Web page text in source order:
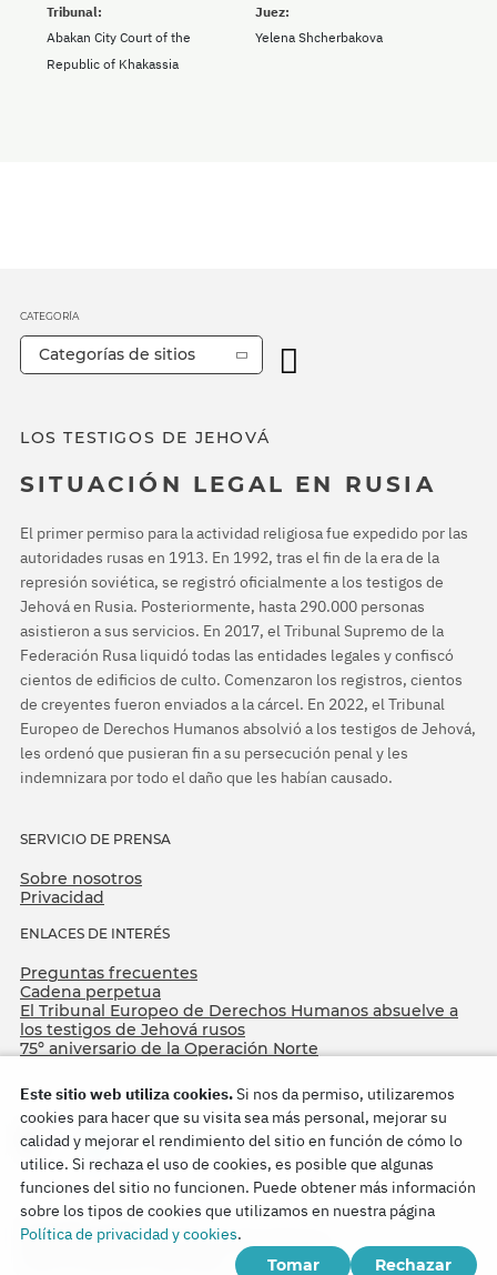
Tribunal:
Abakan City Court of the
Republic of Khakassia
Juez:
Yelena Shcherbakova
LOS TESTIGOS DE JEHOVÁ
SITUACIÓN LEGAL EN RUSIA
El primer permiso para la actividad religiosa fue expedido por las
autoridades rusas en 1913. En 1992, tras el fin de la era de la
represión soviética, se registró oficialmente a los testigos de
Jehová en Rusia. Posteriormente, hasta 290.000 personas
asistieron a sus servicios. En 2017, el Tribunal Supremo de la
Federación Rusa liquidó todas las entidades legales y confiscó
cientos de edificios de culto. Comenzaron los registros, cientos
de creyentes fueron enviados a la cárcel. En 2022, el Tribunal
Europeo de Derechos Humanos absolvió a los testigos de Jehová,
les ordenó que pusieran fin a su persecución penal y les
indemnizara por todo el daño que les habían causado.
SERVICIO DE PRENSA
Sobre nosotros
Privacidad
ENLACES DE INTERÉS
Preguntas frecuentes
Cadena perpetua
El Tribunal Europeo de Derechos Humanos absuelve a
los testigos de Jehová rusos
75º aniversario de la Operación Norte
CATEGORÍA
Categorías de sitios
Copyright © 2026
Watch Tower Bible and Tract Society of Korea.
Este sitio web utiliza cookies.Si nos da permiso, utilizaremos
cookies para hacer que su visita sea más personal, mejorar su
calidad y mejorar el rendimiento del sitio en función de cómo lo
utilice. Si rechaza el uso de cookies, es posible que algunas
funciones del sitio no funcionen. Puede obtener más información
sobre los tipos de cookies que utilizamos en nuestra página
Política de privacidad y cookies.
Tomar
Rechazar